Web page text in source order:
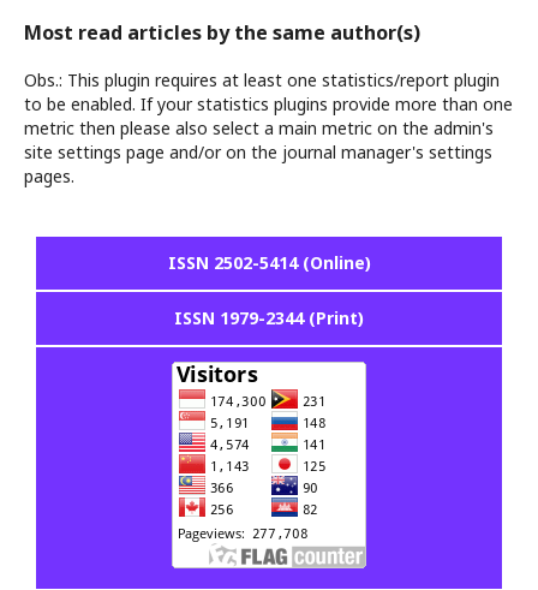
Most read articles by the same author(s)
Obs.: This plugin requires at least one statistics/report plugin
to be enabled. If your statistics plugins provide more than one
metric then please also select a main metric on the admin's
site settings page and/or on the journal manager's settings
pages.
ISSN 2502-5414 (Online)
ISSN 1979-2344 (Print)